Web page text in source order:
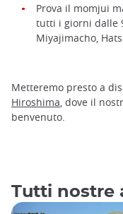
Prova il momjui
tutti i giorni dalle
Miyajimacho,
Metteremo presto a
Hiroshima, dove il
benvenuto.
Tutti nostre